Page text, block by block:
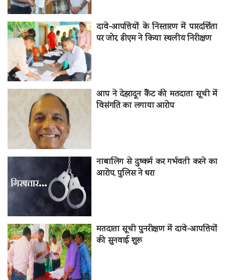
दावे-आपत्तियों के निस्तारण में पारदर्शिता
पर जोर, डीएम ने किया स्थलीय निरीक्षण
आप ने देहरादून कैंट की मतदाता सूची में
विसंगति का लगाया आरोप
नाबालिग से दुष्कर्म कर गर्भवती करने का
आरोप, पुलिस ने धरा
मतदाता सूची पुनरीक्षण में दावे-आपत्तियों
की सुनवाई शुरू